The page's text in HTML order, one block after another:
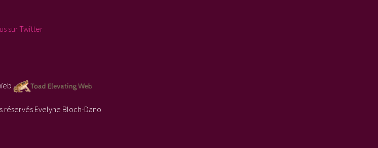
sur Twitter
réservés Evelyne Bloch-Dano